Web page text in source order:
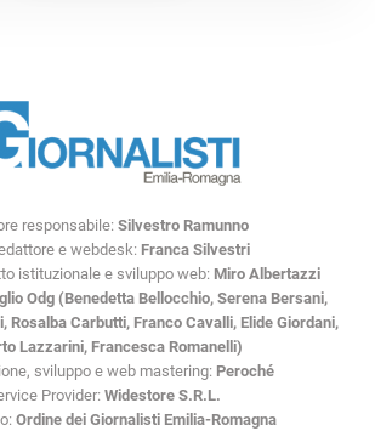
responsabile: Silvestro Ramunno
e webdesk: Franca Silvestri
istituzionale e sviluppo web: Miro Albertazzi
Odg (Benedetta Bellocchio, Serena Bersani,
Rosalba Carbutti, Franco Cavalli, Elide Giordani,
Lazzarini, Francesca Romanelli)
sviluppo e web mastering: Peroché
Provider: Widestore S.R.L.
Ordine dei Giornalisti Emilia-Romagna